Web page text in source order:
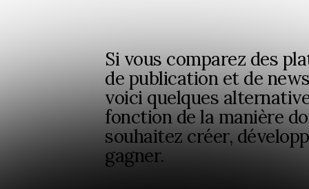
Si vous comparez des
de publication et de
voici quelques
fonction de la manière
souhaitez créer,
gagner.